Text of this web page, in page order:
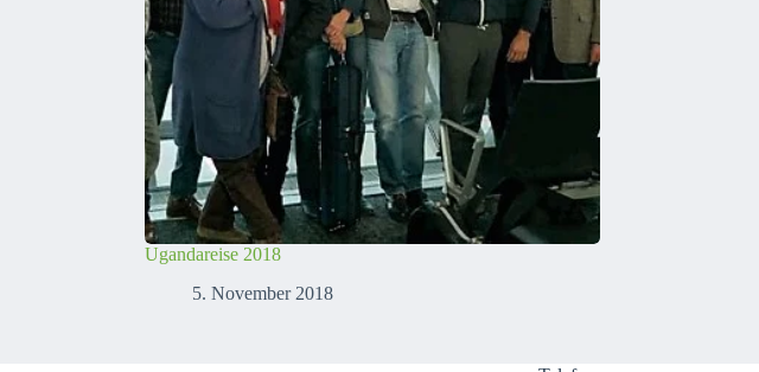
Ugandareise 2018
5. November 2018